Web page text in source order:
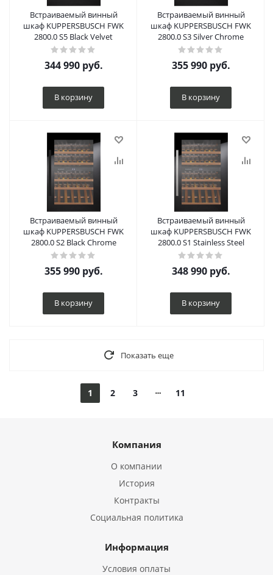
Встраиваемый винный
шкаф KUPPERSBUSCH FWK
2800.0 S5 Black Velvet
344 990руб.
В корзину
Встраиваемый винный
шкаф KUPPERSBUSCH FWK
2800.0 S3 Silver Chrome
355 990руб.
В корзину
Встраиваемый винный
шкаф KUPPERSBUSCH FWK
2800.0 S2 Black Chrome
355 990руб.
В корзину
Встраиваемый винный
шкаф KUPPERSBUSCH FWK
2800.0 S1 Stainless Steel
348 990руб.
В корзину
Показать еще
1 2 3 11
Компания
О компании
История
Контракты
Социальная политика
Информация
Условия оплаты